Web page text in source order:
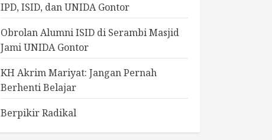
IPD, ISID, dan UNIDA Gontor
Obrolan Alumni ISID di Serambi Masjid
Jami UNIDA Gontor
KH Akrim Mariyat: Jangan Pernah
Berhenti Belajar
Berpikir Radikal